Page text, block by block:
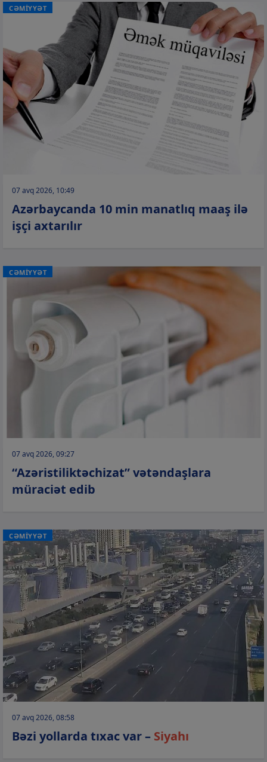
CƏMİYYƏT
07 avq 2026, 10:49
Azərbaycanda 10 min manatlıq maaş ilə
işçi axtarılır
CƏMİYYƏT
07 avq 2026, 09:27
“Azəristiliktəchizat” vətəndaşlara
müraciət edib
CƏMİYYƏT
07 avq 2026, 08:58
Bəzi yollarda tıxac var – Siyahı